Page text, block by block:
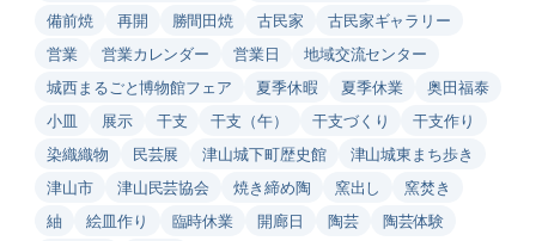
備前焼
再開 勝間田焼 古民家
古民家ギャラリー
営業
営業カレンダー 営業日
地域交流センター
城西まるごと博物館フェア
夏季休暇 夏季休業
奥田福泰
小皿
展示 干支 干支（午） 干支づくり
干支作り
染織織物
民芸展 津山城下町歴史館
津山城東まち歩き
津山市
津山民芸協会 焼き締め陶 窯出し
窯焚き
紬
絵皿作り 臨時休業 開廊日 陶芸
陶芸体験